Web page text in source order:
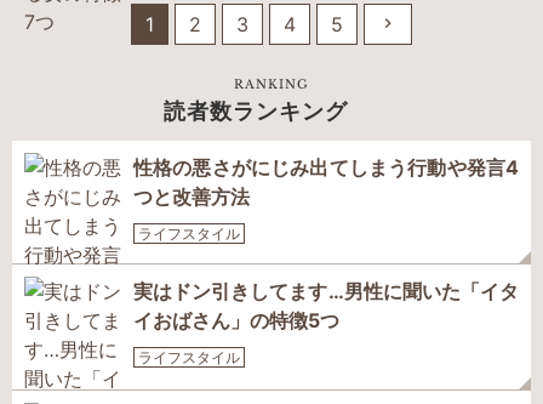
1 2 3 4 5
RANKING
読者数ランキング
性格の悪さがにじみ出てしまう行動や発言4
つと改善方法
ライフスタイル
実はドン引きしてます…男性に聞いた「イタ
イおばさん」の特徴5つ
ライフスタイル